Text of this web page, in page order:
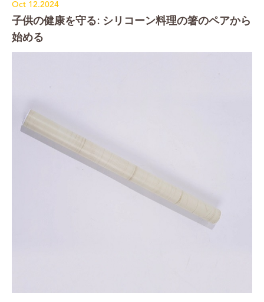
Oct 12.2024
子供の健康を守る: シリコーン料理の箸のペアから
始める